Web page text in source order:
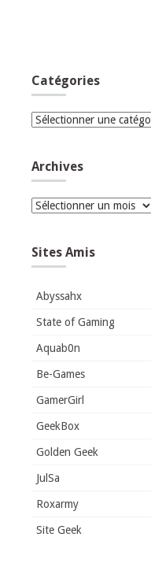
Catégories
Catégories
Archives
Archives
Sites Amis
Abyssahx
State of Gaming
Aquab0n
Be-Games
GamerGirl
GeekBox
Golden Geek
JulSa
Roxarmy
Site Geek